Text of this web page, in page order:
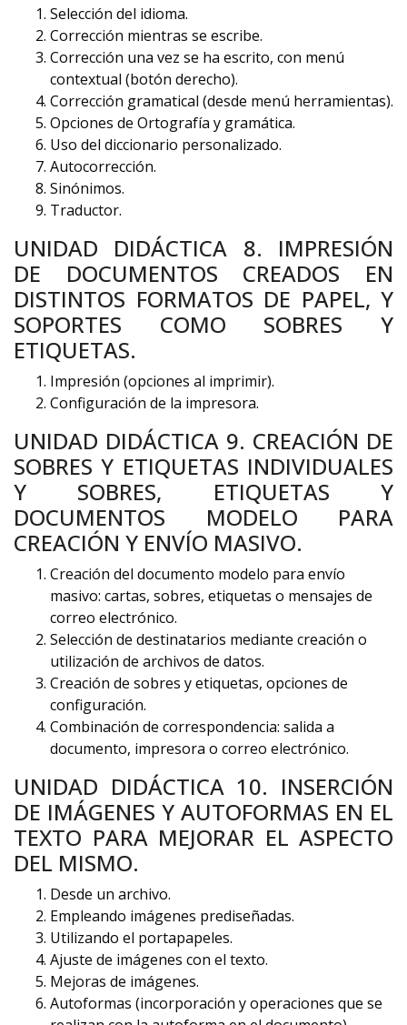
Selección del idioma.
Corrección mientras se escribe.
Corrección una vez se ha escrito, con menú
contextual (botón derecho).
Corrección gramatical (desde menú herramientas).
Opciones de Ortografía y gramática.
Uso del diccionario personalizado.
Autocorrección.
Sinónimos.
Traductor.
UNIDAD DIDÁCTICA 8. IMPRESIÓN
DE DOCUMENTOS CREADOS EN
DISTINTOS FORMATOS DE PAPEL, Y
SOPORTES COMO SOBRES Y
ETIQUETAS.
Impresión (opciones al imprimir).
Configuración de la impresora.
UNIDAD DIDÁCTICA 9. CREACIÓN DE
SOBRES Y ETIQUETAS INDIVIDUALES
Y SOBRES, ETIQUETAS Y
DOCUMENTOS MODELO PARA
CREACIÓN Y ENVÍO MASIVO.
Creación del documento modelo para envío
masivo: cartas, sobres, etiquetas o mensajes de
correo electrónico.
Selección de destinatarios mediante creación o
utilización de archivos de datos.
Creación de sobres y etiquetas, opciones de
configuración.
Combinación de correspondencia: salida a
documento, impresora o correo electrónico.
UNIDAD DIDÁCTICA 10. INSERCIÓN
DE IMÁGENES Y AUTOFORMAS EN EL
TEXTO PARA MEJORAR EL ASPECTO
DEL MISMO.
Desde un archivo.
Empleando imágenes prediseñadas.
Utilizando el portapapeles.
Ajuste de imágenes con el texto.
Mejoras de imágenes.
Autoformas (incorporación y operaciones que se